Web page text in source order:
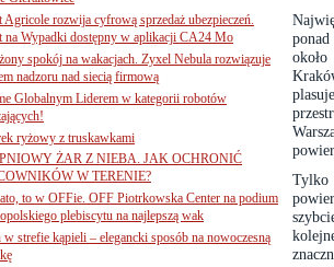
Tylko
Agricole rozwija cyfrową sprzedaż ubezpieczeń.
na Wypadki dostępny w aplikacji CA24 Mo
spokój na wakacjach. Zyxel Nebula rozwiązuje
nadzoru nad siecią firmową
Globalnym Liderem w kategorii robotów
ryżowy z truskawkami
ŻAR Z NIEBA. JAK OCHRONIĆ
W TERENIE?
to w OFFie. OFF Piotrkowska Center na podium
plebiscytu na najlepszą wak
w strefie kąpieli – elegancki sposób na nowoczesną